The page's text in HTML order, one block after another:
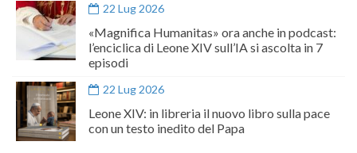
22 Lug 2026
«Magnifica Humanitas» ora anche in podcast:
l’enciclica di Leone XIV sull’IA si ascolta in 7
episodi
22 Lug 2026
Leone XIV: in libreria il nuovo libro sulla pace
con un testo inedito del Papa